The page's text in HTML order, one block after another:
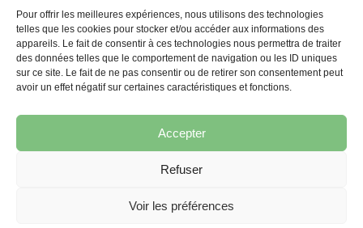
Pour offrir les meilleures expériences, nous utilisons des technologies
telles que les cookies pour stocker et/ou accéder aux informations des
appareils. Le fait de consentir à ces technologies nous permettra de traiter
des données telles que le comportement de navigation ou les ID uniques
sur ce site. Le fait de ne pas consentir ou de retirer son consentement peut
avoir un effet négatif sur certaines caractéristiques et fonctions.
Accepter
Refuser
Voir les préférences
Saint-Germain-En-Laye
Ligne R2-Nord
Tramway T13
20mins à pied du RER A